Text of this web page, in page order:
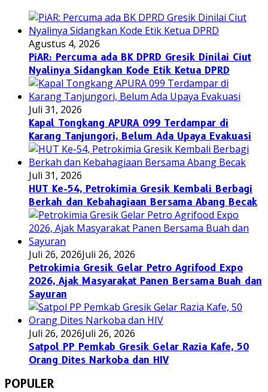
Agustus 4, 2026
PiAR: Percuma ada BK DPRD Gresik Dinilai Ciut
Nyalinya Sidangkan Kode Etik Ketua DPRD
Juli 31, 2026
Kapal Tongkang APURA 099 Terdampar di
Karang Tanjungori, Belum Ada Upaya Evakuasi
Juli 31, 2026
HUT Ke-54, Petrokimia Gresik Kembali Berbagi
Berkah dan Kebahagiaan Bersama Abang Becak
Juli 26, 2026Juli 26, 2026
Petrokimia Gresik Gelar Petro Agrifood Expo
2026, Ajak Masyarakat Panen Bersama Buah dan
Sayuran
Juli 26, 2026Juli 26, 2026
Satpol PP Pemkab Gresik Gelar Razia Kafe, 50
Orang Dites Narkoba dan HIV
POPULER